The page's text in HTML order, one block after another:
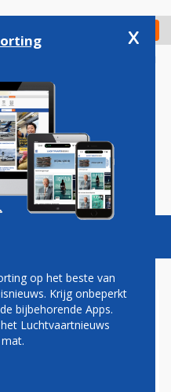
Check in
Vacatures
x
op het beste van
Krijg onbeperkt
bijbehorende Apps.
Luchtvaartnieuws